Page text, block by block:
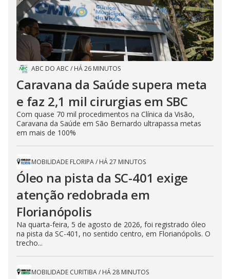
ABC DO ABC / HÁ 26 MINUTOS
Caravana da Saúde supera meta
e faz 2,1 mil cirurgias em SBC
Com quase 70 mil procedimentos na Clínica da Visão,
Caravana da Saúde em São Bernardo ultrapassa metas
em mais de 100%
MOBILIDADE FLORIPA/ HÁ 27 MINUTOS
Óleo na pista da SC-401 exige
atenção redobrada em
Florianópolis
Na quarta-feira, 5 de agosto de 2026, foi registrado óleo
na pista da SC-401, no sentido centro, em Florianópolis. O
trecho...
MOBILIDADE CURITIBA/ HÁ 28 MINUTOS